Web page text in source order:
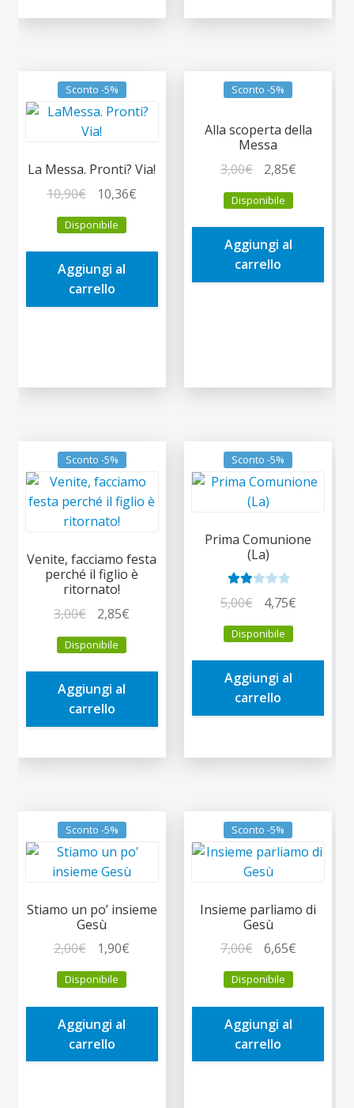
Sconto -5%
La Messa. Pronti? Via!
10,90€
prezzo
originale
era:
10,90€.
10,36€
è:
Disponibile
Aggiungi al
carrello
Sconto -5%
Alla scoperta della
Messa
3,00€
prezzo
originale
era:
3,00€.
2,85€Il
è:
Disponibile
Aggiungi al
carrello
Sconto -5%
Venite, facciamo festa
perché il figlio è
ritornato!
3,00€
prezzo
originale
era:
3,00€.
2,85€
è:
Disponibile
Aggiungi al
carrello
Sconto -5%
Prima Comunione
(La)
2.00
5,00€
prezzo
originale
era:
5,00€.
4,75€Il
è:
Disponibile
Aggiungi al
carrello
Sconto -5%
Stiamo un po’ insieme
Gesù
2,00€
prezzo
originale
era:
2,00€.
1,90€
è:
Disponibile
Aggiungi al
carrello
Sconto -5%
Insieme parliamo di
Gesù
7,00€
prezzo
originale
era:
7,00€.
6,65€Il
è:
Disponibile
Aggiungi al
carrello